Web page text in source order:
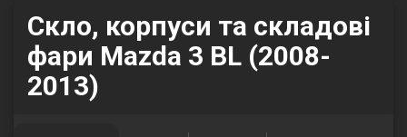
Скло, корпуси та складові
фари Mazda 3 BL (2008-
2013)